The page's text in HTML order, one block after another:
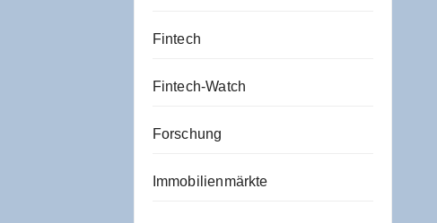
Fintech
Fintech-Watch
Forschung
Immobilienmärkte